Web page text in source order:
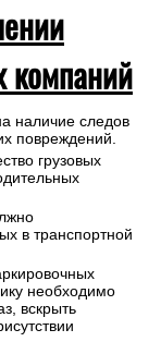
компаний
наличие следов
повреждений.
грузовых
в транспортной
необходимо
вскрыть